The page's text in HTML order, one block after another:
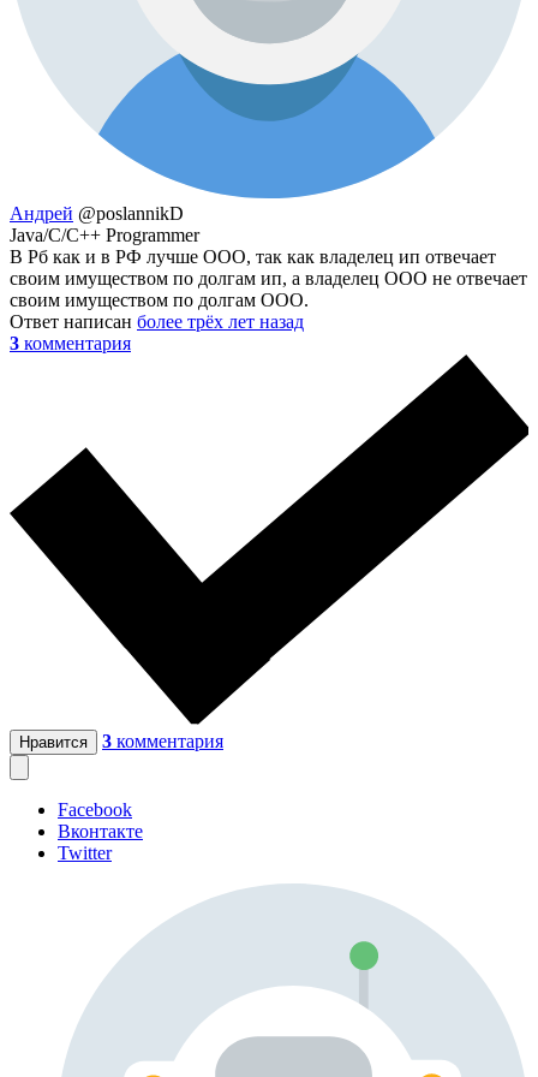
Андрей @poslannikD
Java/C/C++ Programmer
В Рб как и в РФ лучше ООО, так как владелец ип отвечает
своим имуществом по долгам ип, а владелец ООО не отвечает
своим имуществом по долгам ООО.
Ответ написан более трёх лет назад
3 комментария
Нравится 3 комментария
Facebook
Вконтакте
Twitter